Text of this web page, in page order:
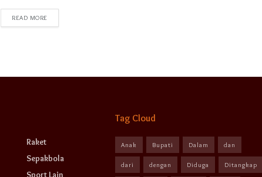
READ MORE
Raket
Sepakbola
Sport Lain
Tag Cloud
Anak Bupati Dalam dan
dari dengan Diduga Ditangkap